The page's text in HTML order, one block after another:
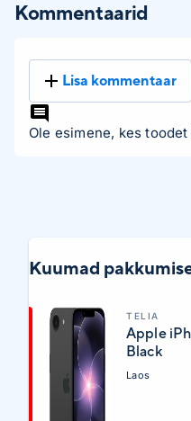
Kommentaarid
Lisa kommentaar
Ole esimene, kes
Kuumad
TELIA
Apple
Black
Laos